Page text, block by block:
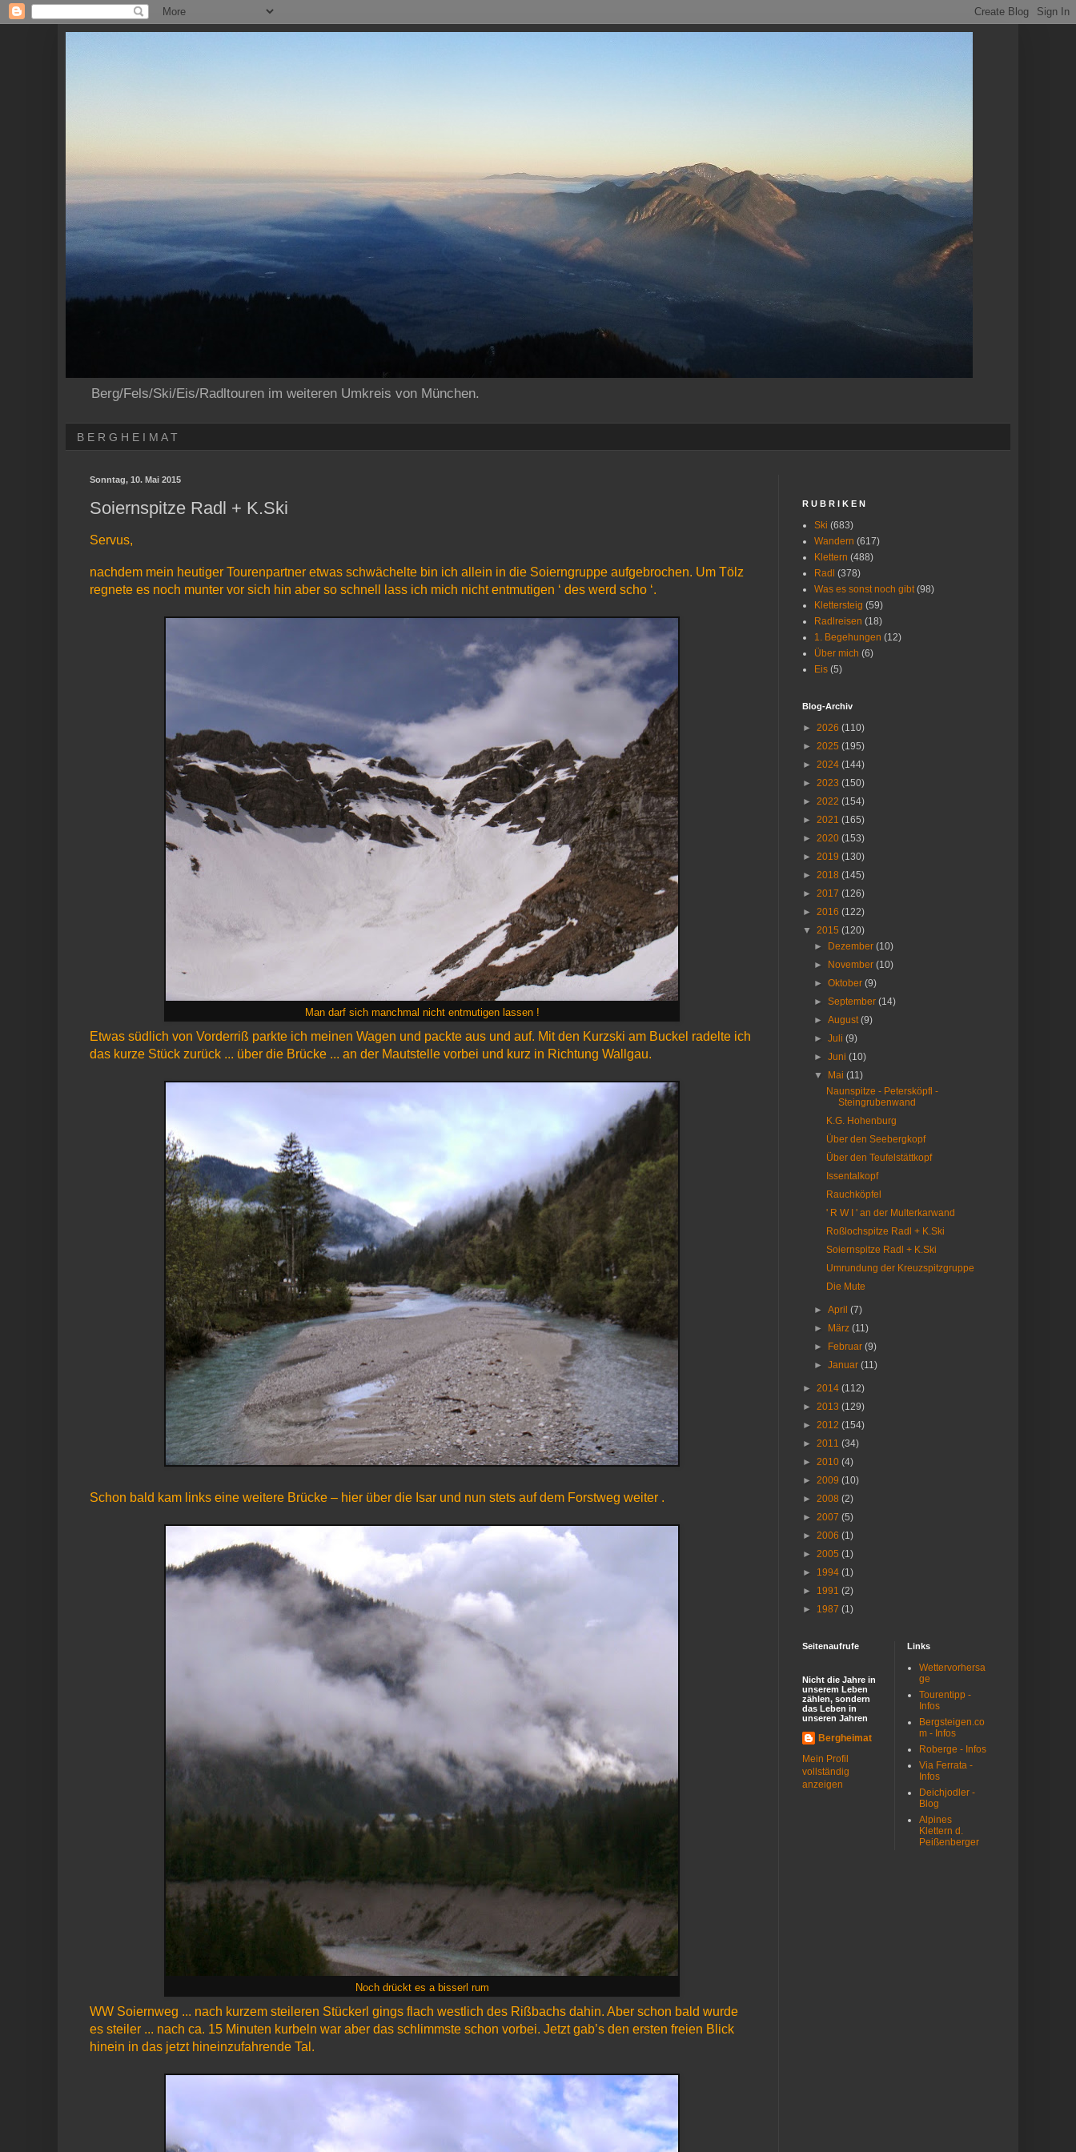
Berg/Fels/Ski/Eis/Radltouren im weiteren Umkreis von München.
B E R G H E I M A T
Sonntag, 10. Mai 2015
Soiernspitze Radl + K.Ski
Servus,
nachdem mein heutiger Tourenpartner etwas schwächelte bin ich allein in die Soierngruppe aufgebrochen. Um Tölz
regnete es noch munter vor sich hin aber so schnell lass ich mich nicht entmutigen ‘ des werd scho ‘.
Man darf sich manchmal nicht entmutigen lassen !
Etwas südlich von Vorderriß parkte ich meinen Wagen und packte aus und auf. Mit den Kurzski am Buckel radelte ich
das kurze Stück zurück ... über die Brücke ... an der Mautstelle vorbei und kurz in Richtung Wallgau.
Schon bald kam links eine weitere Brücke – hier über die Isar und nun stets auf dem Forstweg weiter .
Noch drückt es a bisserl rum
WW Soiernweg ... nach kurzem steileren Stückerl gings flach westlich des Rißbachs dahin. Aber schon bald wurde
es steiler ... nach ca. 15 Minuten kurbeln war aber das schlimmste schon vorbei. Jetzt gab’s den ersten freien Blick
hinein in das jetzt hineinzufahrende Tal.
R U B R I K E N
Ski (683)
Wandern (617)
Klettern (488)
Radl (378)
Was es sonst noch gibt (98)
Klettersteig (59)
Radlreisen (18)
1. Begehungen (12)
Über mich (6)
Eis (5)
Blog-Archiv
► 2026 (110)
► 2025 (195)
► 2024 (144)
► 2023 (150)
► 2022 (154)
► 2021 (165)
► 2020 (153)
► 2019 (130)
► 2018 (145)
► 2017 (126)
► 2016 (122)
▼ 2015 (120)
►
Dezember(10)
►
November(10)
►Oktober(9)
►September(14)
►August(9)
►Juli(9)
►Juni(10)
▼
Mai(11)
Naunspitze - Petersköpfl -
Steingrubenwand
K.G. Hohenburg
Über den Seebergkopf
Über den Teufelstättkopf
Issentalkopf
Rauchköpfel
' R W I ' an der Multerkarwand
Roßlochspitze Radl + K.Ski
Soiernspitze Radl + K.Ski
Umrundung der Kreuzspitzgruppe
Die Mute
►April(7)
►
März(11)
►
Februar(9)
►Januar(11)
► 2014 (112)
► 2013 (129)
► 2012 (154)
► 2011 (34)
► 2010 (4)
► 2009 (10)
► 2008 (2)
► 2007 (5)
► 2006 (1)
► 2005 (1)
► 1994 (1)
► 1991 (2)
► 1987 (1)
Seitenaufrufe
Nicht die Jahre in
unserem Leben
zählen, sondern
das Leben in
unseren Jahren
Bergheimat
Mein Profil
vollständig
anzeigen
Links
Wettervorhersa
ge
Tourentipp -
Infos
Bergsteigen.co
m - Infos
Roberge - Infos
Via Ferrata -
Infos
Deichjodler -
Blog
Alpines
Klettern d.
Peißenberger